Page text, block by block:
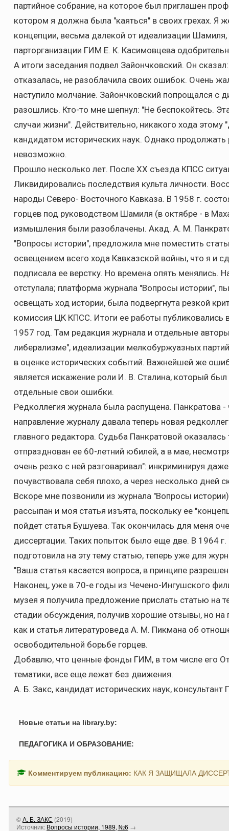
партийное собрание, на которое был приглашен
котором я должна была "каяться" в своих грехах. Я
концепции, весьма далекой от идеализации
парторганизации ГИМ Е. К. Касимовцева
А итоги заседания подвел Зайончковский. Он
отказалась, не разоблачила своих ошибок. Очень
наступило молчание. Зайончковский попрощался с
разошлись. Кто-то мне шепнул: "Не беспокойтесь.
случаи жизни". Действительно, никакого хода этому
кандидатом исторических наук. Однако
невозможно.
Прошло несколько лет. После XX съезда КПСС
Ликвидировались последствия культа личности.
народы Северо- Восточного Кавказа. В 1958 г.
горцев под руководством Шамиля (в октябре - в
измышления были разоблачены. Акад. А. М.
"Вопросы истории", предложила мне поместить
освещением всего хода Кавказской войны, что я и
подписала ее верстку. Но времена опять менялись.
отступала; платформа журнала "Вопросы истории",
освещать ход истории, была подвергнута резкой
комиссия ЦК КПСС. Итоги ее работы публиковались
1957 год. Там редакция журнала и отдельные
либерализме", идеализации мелкобуржуазных
в оценке исторических событий. Важнейшей же
является искажение роли И. В. Сталина, который
отдельные свои ошибки.
Редколлегия журнала была распущена. Панкратова
направление журналу давала теперь новая
главного редактора. Судьба Панкратовой
отпразднован ее 60-летний юбилей, а в мае,
очень резко с ней разговаривал": инкриминируя
почувствовала себя плохо, а через несколько дней
Вскоре мне позвонили из журнала "Вопросы
рассыпан и моя статья изъята, поскольку ее
пойдет статья Бушуева. Так окончилась для меня
диссертации. Таких попыток было еще две. В 1964
подготовила на эту тему статью, теперь уже для
"Ваша статья касается вопроса, в принципе
Наконец, уже в 70-е годы из Чечено-Ингушского
музея я получила предложение прислать статью на
стадии обсуждения, получив хорошие отзывы, но
как и статья литературоведа А. М. Пикмана об
освободительной борьбе горцев.
Добавлю, что ценные фонды ГИМ, в том числе его
тематики, все еще лежат без движения.
А. Б. Закс, кандидат исторических наук,
Новые статьи на library.by:
ПЕДАГОГИКА И ОБРАЗОВАНИЕ:
Комментируем публикацию: КАК Я ЗАЩИЩАЛА
©А. Б. ЗАКС (2019)
Источник: Вопросы истории, 1989, №6 →